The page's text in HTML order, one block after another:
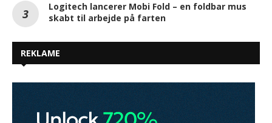
Logitech lancerer Mobi Fold – en foldbar mus
skabt til arbejde på farten
REKLAME